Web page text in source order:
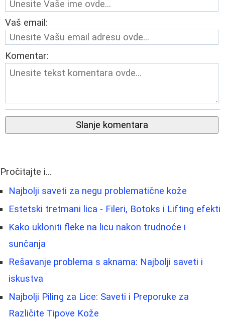
Vaš email:
Komentar:
Slanje komentara
Pročitajte i...
Najbolji saveti za negu problematične kože
Estetski tretmani lica - Fileri, Botoks i Lifting efekti
Kako ukloniti fleke na licu nakon trudnoće i
sunčanja
Rešavanje problema s aknama: Najbolji saveti i
iskustva
Najbolji Piling za Lice: Saveti i Preporuke za
Različite Tipove Kože